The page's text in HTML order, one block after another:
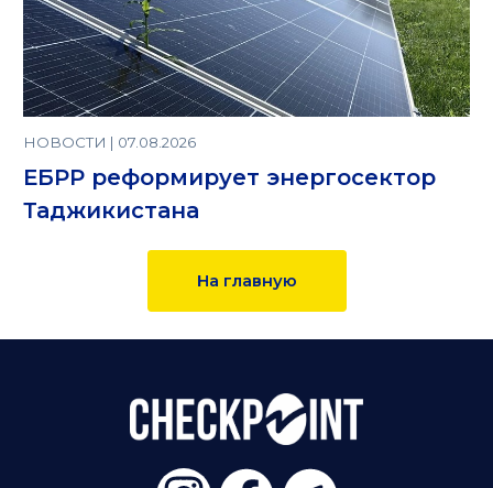
НОВОСТИ | 07.08.2026
ЕБРР реформирует энергосектор
Таджикистана
На главную